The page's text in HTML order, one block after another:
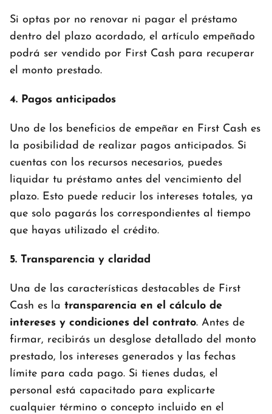
Si optas por no renovar ni pagar el préstamo
dentro del plazo acordado, el artículo empeñado
podrá ser vendido por First Cash para recuperar
el monto prestado.
4. Pagos anticipados
Uno de los beneficios de empeñar en First Cash es
la posibilidad de realizar pagos anticipados. Si
cuentas con los recursos necesarios, puedes
liquidar tu préstamo antes del vencimiento del
plazo. Esto puede reducir los intereses totales, ya
que solo pagarás los correspondientes al tiempo
que hayas utilizado el crédito.
5. Transparencia y claridad
Una de las características destacables de First
Cash es la transparencia en el cálculo de
intereses y condiciones del contrato. Antes de
firmar, recibirás un desglose detallado del monto
prestado, los intereses generados y las fechas
límite para cada pago. Si tienes dudas, el
personal está capacitado para explicarte
cualquier término o concepto incluido en el